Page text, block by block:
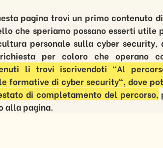
pagina trovi un primo contenuto
che speriamo possano esserti utile
personale sulla cyber security,
per coloro che operano
li trovi iscrivendoti "Al
formative di cyber security", dove
di completamento del percorso,
alla pagina.